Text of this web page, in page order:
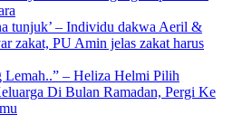
tunjuk’ – Individu dakwa Aeril &
zakat, PU Amin jelas zakat harus
Lemah..” – Heliza Helmi Pilih
Di Bulan Ramadan, Pergi Ke